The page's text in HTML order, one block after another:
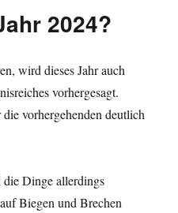
2024?
wird dieses Jahr auch
vorhergesagt.
vorhergehenden deutlich
Dinge allerdings
Biegen und Brechen